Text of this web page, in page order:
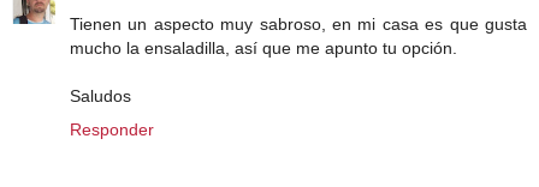
Tienen un aspecto muy sabroso, en mi casa es que gusta
mucho la ensaladilla, así que me apunto tu opción.
Saludos
Responder